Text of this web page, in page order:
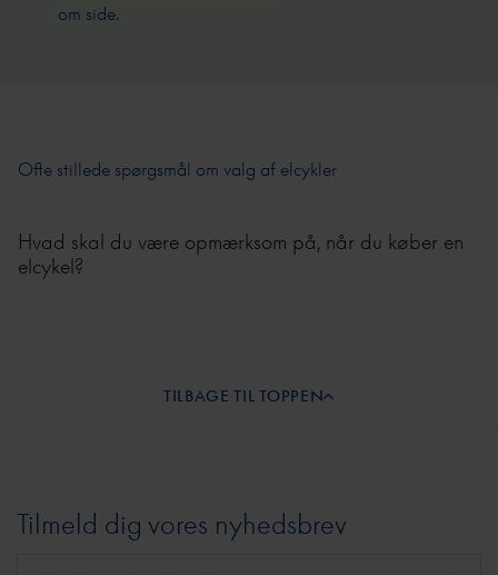
om side.
Ofte stillede spørgsmål om valg af elcykler
Hvad skal du være opmærksom på, når du køber en
elcykel?
Tilmeld dig vores nyhedsbrev
TILBAGE TIL TOPPEN